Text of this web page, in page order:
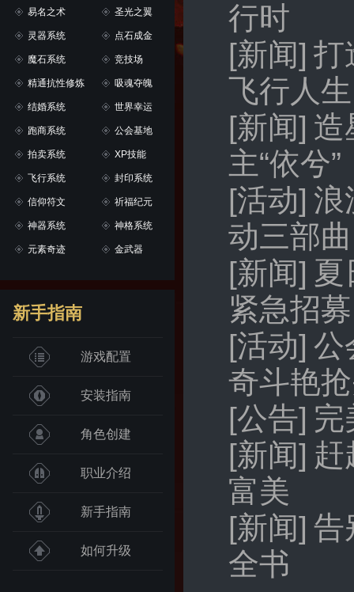
易名之术
灵器系统
魔石系统
精通抗性修炼
结婚系统
跑商系统
拍卖系统
飞行系统
信仰符文
神器系统
元素奇迹
圣光之翼
点石成金
竞技场
吸魂夺魄
世界幸运
公会基地
XP技能
封印系统
祈福纪元
神格系统
金武器
新手指南
游戏配置
安装指南
角色创建
职业介绍
新手指南
如何升级
行时
[新闻] 打
飞行人生
[新闻] 造
主“依兮”
[活动] 浪
动三部曲
[新闻] 夏
紧急招募
[活动] 公
奇斗艳
[公告] 完
[新闻] 赶
富美
[新闻] 告
全书